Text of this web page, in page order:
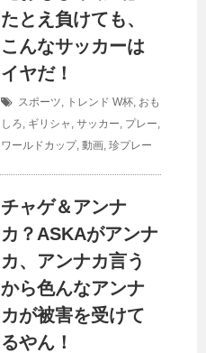
たとえ負けても、
こんなサッカーは
イヤだ！
スポーツ, トレンド W杯, おも
しろ, ギリシャ , サッカー, プレー,
ワールドカップ, 動画, 珍プレー
チャゲ＆アンナ
カ？ASKAがアンナ
カ、アンナカ言う
から色んなアンナ
カが被害を受けて
るやん！